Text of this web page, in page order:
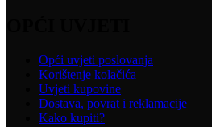
Opći uvjeti poslovanja
Korištenje kolačića
Uvjeti kupovine
Dostava, povrat i reklamacije
Kako kupiti?